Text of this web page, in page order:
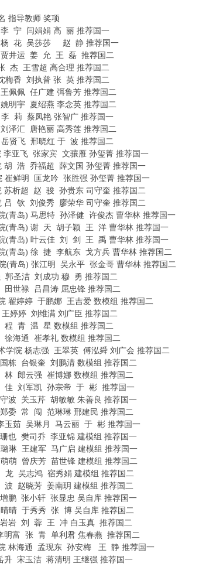
指导教师 奖项
李 宁 闫娟娟 高 丽 推荐国一
杨 花 吴莎莎 赵 静 推荐国一
贾井运 姜 允 王 磊 推荐国二
杰 王雪超 高合理 推荐国二
梅香 刘执普 张 英 推荐国二
佩佩 任广建 弭鲁芳 推荐国二
明宇 夏绍燕 李念英 推荐国二
莉 蔡凤艳 张智广 推荐国一
泽汇 唐艳丽 高秀莲 推荐国二
贤飞 邢晓红 于 波 推荐国二
李亚飞 张家宾 文骧雁 孙玺菁 推荐国一
胡 浩 乔福超 薛文国 孙玺菁 推荐国一
崔鲜明 匡龙吟 张胜强 孙玺菁 推荐国一
苏析超 赵 骏 孙贵东 司守奎 推荐国二
吕 钦 刘俊秀 廖荣华 司守奎 推荐国二
(青岛) 马思特 孙泽健 许俊杰 曹华林 推荐国一
院(青岛) 谢 天 胡子颖 王 洋 曹华林 推荐国一
院(青岛) 叶云佳 刘 剑 王 禹 曹华林 推荐国一
(青岛) 徐 捷 李航东 戈方兵 曹华林 推荐国二
(青岛) 张江明 吴永平 张金哥 曹华林 推荐国二
郭圣洁 刘成功 穆 勇 推荐国二
田世禄 吕昌涛 屈忠锋 推荐国二
翟婷婷 于鹏娜 王吉爱 数模组 推荐国二
婷婷 刘维满 刘广臣 推荐国二
程 青 温 星 数模组 推荐国二
徐海通 崔孝礼 数模组 推荐国二
学院 杨志强 王翠英 傅泓舜 刘广会 推荐国二
国栋 台银奎 刘鹏清 数模组 推荐国二
林 郎云强 崔博娜 数模组 推荐国二
佳 刘军凯 孙宗帝 于 彬 推荐国一
守波 关玉芹 胡敏敏 朱善良 推荐国一
郑委 常 闯 范琳琳 邢建民 推荐国二
玉茹 吴琳月 马云丽 于 彬 推荐国一
珊也 樊司乔 李亚锦 建模组 推荐国一
璐琳 王建军 马广启 建模组 推荐国一
萌萌 曾庆芳 苗世锋 建模组 推荐国二
龙 吴志鸿 宿秀娟 建模组 推荐国二
波 赵晓芳 姜南玥 建模组 推荐国二
增鹏 张小轩 张显忠 吴自库 推荐国一
晴晴 于秀秀 张 博 吴自库 推荐国二
岩岩 刘 蓉 王 冲 白玉真 推荐国二
明富 张 青 单利君 焦春燕 推荐国二
院 林海通 孟现东 孙安梅 王 静 推荐国一
升 宋玉洁 蒋清明 王继强 推荐国一